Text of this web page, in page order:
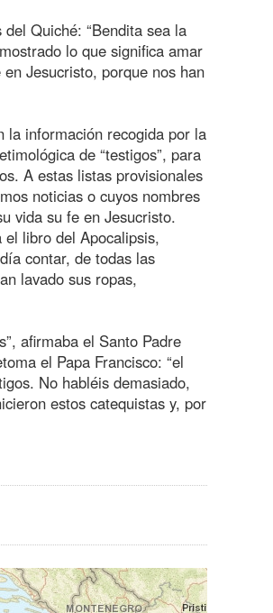
Quiché: “Bendita sea la
lo que significa amar
Jesucristo, porque nos han
la información recogida por la
de “testigos”, para
A estas listas provisionales
noticias o cuyos nombres
vida su fe en Jesucristo.
libro del Apocalipsis,
contar, de todas las
lavado sus ropas,
afirmaba el Santo Padre
el Papa Francisco: “el
No habléis demasiado,
estos catequistas y, por